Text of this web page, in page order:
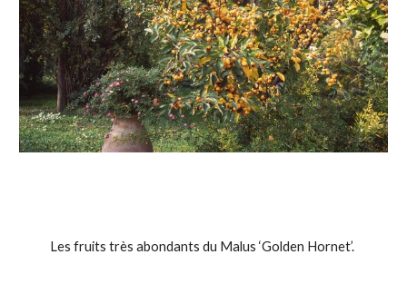
Les fruits très abondants du Malus ‘Golden Hornet’.